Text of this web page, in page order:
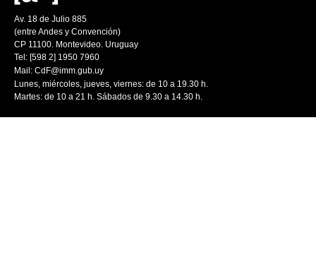
Av. 18 de Julio 885
(entre Andes y Convención)
CP 11100. Montevideo. Uruguay
Tel: [598 2] 1950 7960
Mail: CdF@imm.gub.uy
Lunes, miércoles, jueves, viernes: de 10 a 19.30 h.
Martes: de 10 a 21 h. Sábados de 9.30 a 14.30 h.